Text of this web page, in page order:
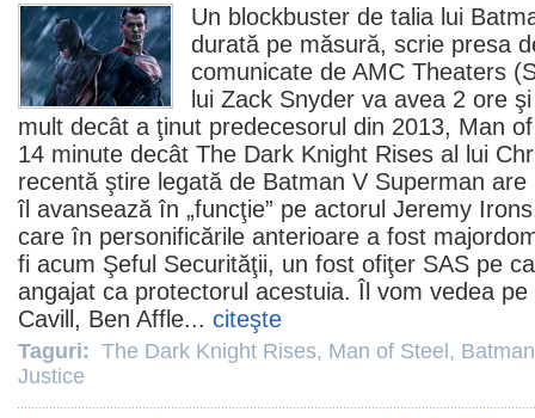
Un blockbuster de talia lui
durată pe măsură, scrie presa
comunicate de AMC Theaters
lui Zack Snyder va avea 2 ore
mult decât a ţinut predecesorul din 2013, Man
14 minute decât The Dark Knight Rises al lui
recentă ştire legată de Batman V Superman
îl avansează în „funcţie” pe actorul Jeremy
care în personificările anterioare a fost
fi acum Şeful Securităţii, un fost ofiţer SAS pe
angajat ca protectorul acestuia. Îl vom vedea
Cavill, Ben Affle... citeşte
Taguri: The Dark Knight Rises, Man of Steel ,
Justice